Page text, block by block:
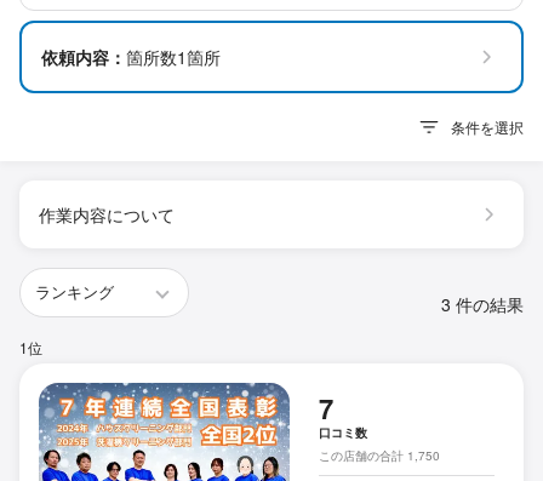
依頼内容： 箇所数1箇所
条件を選択
作業内容について
3 件の結果
1位
7
口コミ数
この店舗の合計 1,750